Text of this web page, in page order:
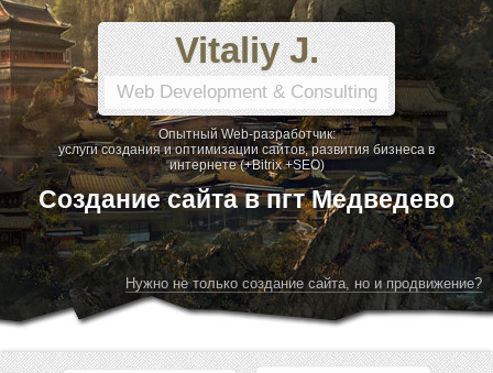
Vitaliy J.
Web Development & Consulting
Опытный Web-разработчик:
услуги создания и оптимизации сайтов, развития бизнеса в
интернете (+Bitrix +SEO)
Создание сайта в пгт Медведево
Нужно не только создание сайта, но и продвижение?